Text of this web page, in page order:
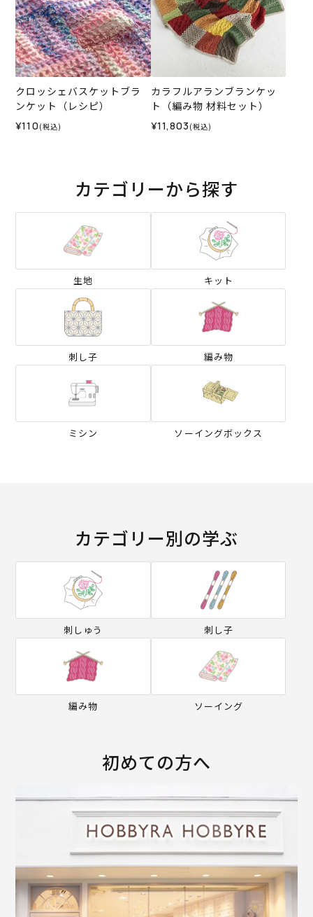
クロッシェバスケットブラ
ンケット（レシピ）
¥110 (税込)
カラフルアランブランケッ
ト（編み物 材料セット）
¥11,803 (税込)
カテゴリーから探す
生地 キット
刺し子 編み物
ミシン ソーイングボックス
カテゴリー別の学ぶ
刺しゅう 刺し子
編み物 ソーイング
初めての方へ